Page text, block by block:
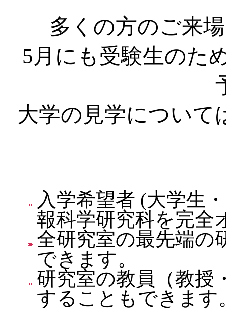
多くの方のご来
5月にも受験生のた
大学の見学について
入学希望者 (大学生
報科学研究科を完全
全研究室の最先端の
できます。
研究室の教員（教授
することもできます